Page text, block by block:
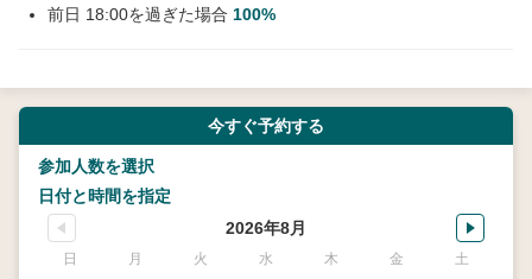
前日 18:00を過ぎた場合 100%
今すぐ予約する
参加人数を選択
日付と時間を指定
2026年8月
日 月 火 水 木 金 土